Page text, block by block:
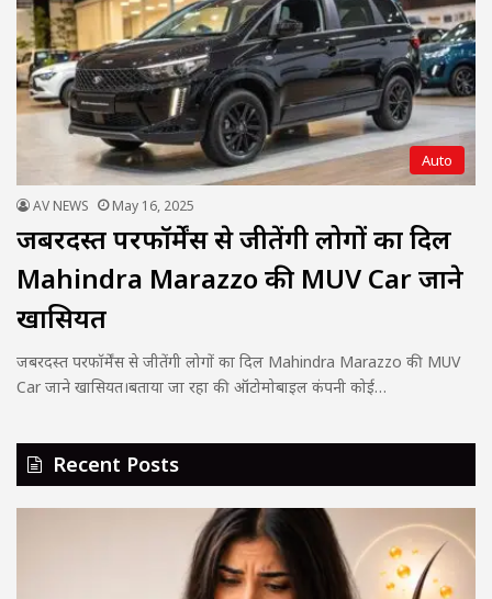
Auto
AV NEWS May 16, 2025
जबरदस्त परफॉर्मेंस से जीतेंगी लोगों का दिल
Mahindra Marazzo की MUV Car जाने
खासियत
जबरदस्त परफॉर्मेंस से जीतेंगी लोगों का दिल Mahindra Marazzo की MUV
Car जाने खासियत।बताया जा रहा की ऑटोमोबाइल कंपनी कोई…
Recent Posts